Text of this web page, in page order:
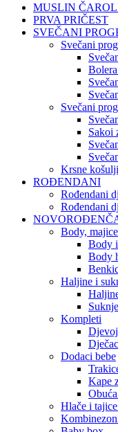
MUSLIN
PRVA PRIČEST
SVEČANI
Svečani
Svečani
Sakoi
Krsne
ROĐENDANI
Rođendani
Rođendani
Body,
Body
Body
Haljine i
Kompleti
Dodaci bebe
Kape
Hlače i